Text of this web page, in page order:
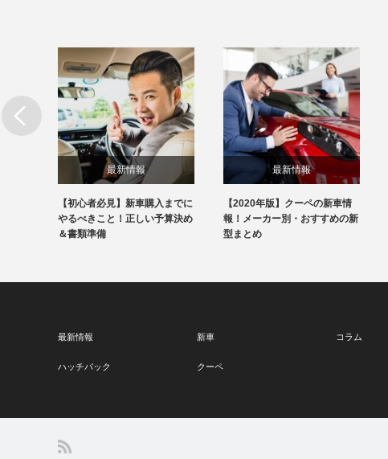
最新情報
【初心者必見】新車購入までに
やるべきこと！正しい予算決め
＆書類準備
最新情報
【2020年版】クーペの新車情
報！メーカー別・おすすめの新
型まとめ
最新情報 新車 コラム
ハッチバック クーペ